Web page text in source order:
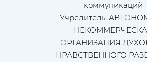
коммуникаций
Учредитель:
ОРГАНИЗАЦИЯ
НРАВСТВЕННОГО